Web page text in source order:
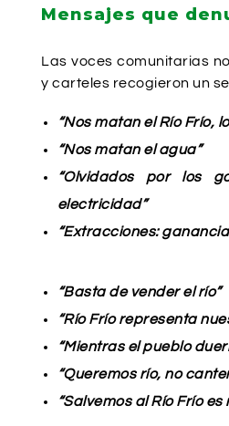
Mensajes que
Las voces comunitarias
y carteles recogieron un
“Nos matan el Río Frío,
“Nos matan el agua”
“Olvidados por los
electricidad”
“Extracciones:
“Basta de vender el río”
“Río Frío representa
“Mientras el pueblo
“Queremos río, no
“Salvemos al Río Frío es